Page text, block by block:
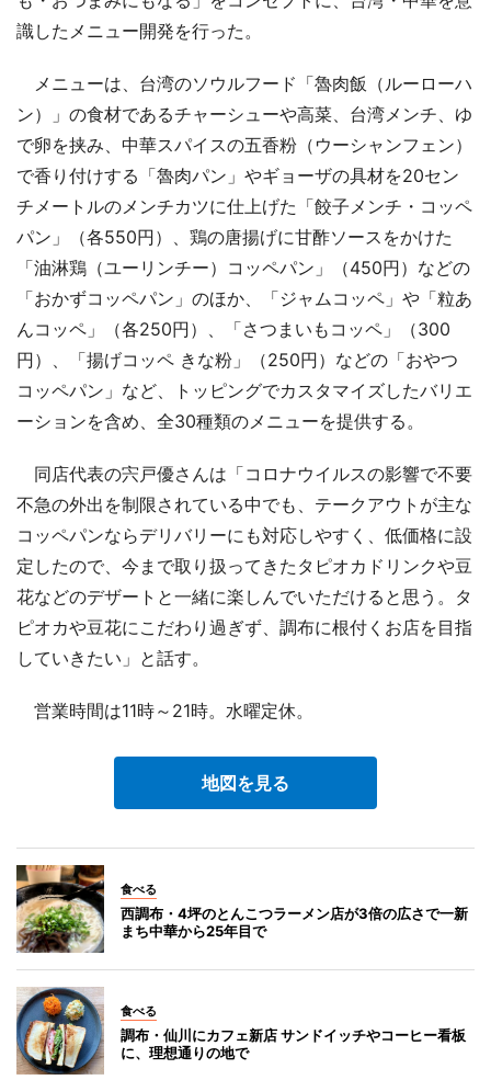
識したメニュー開発を行った。
メニューは、台湾のソウルフード「魯肉飯（ルーローハ
ン）」の食材であるチャーシューや高菜、台湾メンチ、ゆ
で卵を挟み、中華スパイスの五香粉（ウーシャンフェン）
で香り付けする「魯肉パン」やギョーザの具材を20セン
チメートルのメンチカツに仕上げた「餃子メンチ・コッペ
パン」（各550円）、鶏の唐揚げに甘酢ソースをかけた
「油淋鶏（ユーリンチー）コッペパン」（450円）などの
「おかずコッペパン」のほか、「ジャムコッペ」や「粒あ
んコッペ」（各250円）、「さつまいもコッペ」（300
円）、「揚げコッペ きな粉」（250円）などの「おやつ
コッペパン」など、トッピングでカスタマイズしたバリエ
ーションを含め、全30種類のメニューを提供する。
同店代表の宍戸優さんは「コロナウイルスの影響で不要
不急の外出を制限されている中でも、テークアウトが主な
コッペパンならデリバリーにも対応しやすく、低価格に設
定したので、今まで取り扱ってきたタピオカドリンクや豆
花などのデザートと一緒に楽しんでいただけると思う。タ
ピオカや豆花にこだわり過ぎず、調布に根付くお店を目指
していきたい」と話す。
営業時間は11時～21時。水曜定休。
地図を見る
食べる
西調布・4坪のとんこつラーメン店が3倍の広さで一新
まち中華から25年目で
食べる
調布・仙川にカフェ新店 サンドイッチやコーヒー看板
に、理想通りの地で